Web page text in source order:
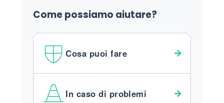
Come possiamo aiutare?
Cosa puoi fare
In caso di problemi